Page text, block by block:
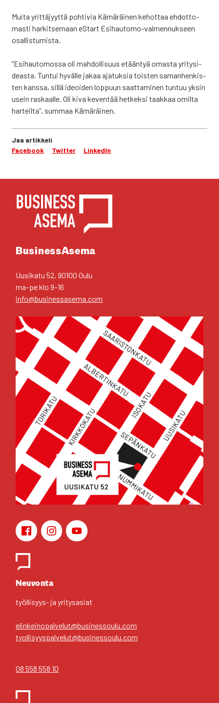
Mui­ta yrit­tä­jyyt­tä poh­ti­via Kämä­räi­nen kehot­taa ehdot­to­
mas­ti har­kit­se­maan eStart Esi­hau­to­mo-val­men­nuk­seen
osal­lis­tu­mis­ta.
”Esi­hau­to­mos­sa oli mah­dol­li­suus etään­tyä omas­ta yri­ty­si­
deas­ta. Tun­tui hyväl­le jakaa aja­tuk­sia tois­ten saman­hen­kis­
ten kans­sa, sil­lä ideoi­den lop­puun saat­ta­mi­nen tun­tuu yksin
usein ras­kaal­le. Oli kiva keven­tää het­kek­si taak­kaa omil­ta
har­teil­ta”, sum­maa Kämä­räi­nen.
Jaa artikkeli
Facebook
Twitter LinkedIn
YHTEYS­TIE­DOT
Business­Asema
Uusi­ka­tu 52, 90100 Oulu
ma–pe klo 9–16
info@businessasema.com
Face­bookIns­ta­gramYou­Tu­be
Neu­von­ta
työl­li­syys- ja yri­tys­asiat
elinkeinopalvelut@businessoulu.com
tyollisyyspalvelut@businessoulu.com
08 558 558 10